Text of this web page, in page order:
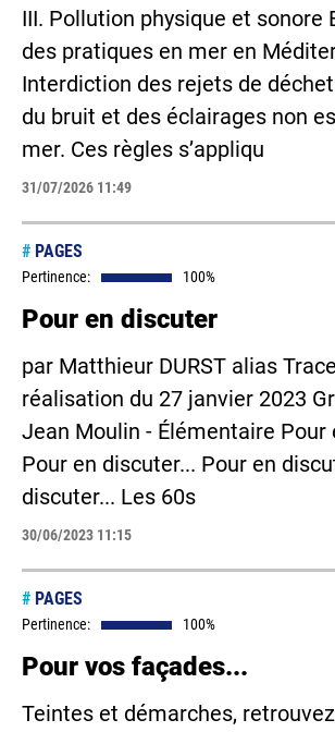
III. Pollution physique et sonore
des pratiques en mer en
Interdiction des rejets de
du bruit et des éclairages non
mer. Ces règles s’appliqu
31/07/2026 11:49
# PAGES
Pertinence: 100%
Pour en discuter
par Matthieur DURST alias
réalisation du 27 janvier 2023
Jean Moulin - Élémentaire Pour
Pour en discuter... Pour en
discuter... Les 60s
30/06/2023 11:15
# PAGES
Pertinence: 100%
Pour vos façades...
Teintes et démarches,